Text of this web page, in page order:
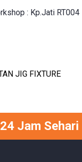
: Kp.Jati
JIG FIXTURE
Jam Sehari